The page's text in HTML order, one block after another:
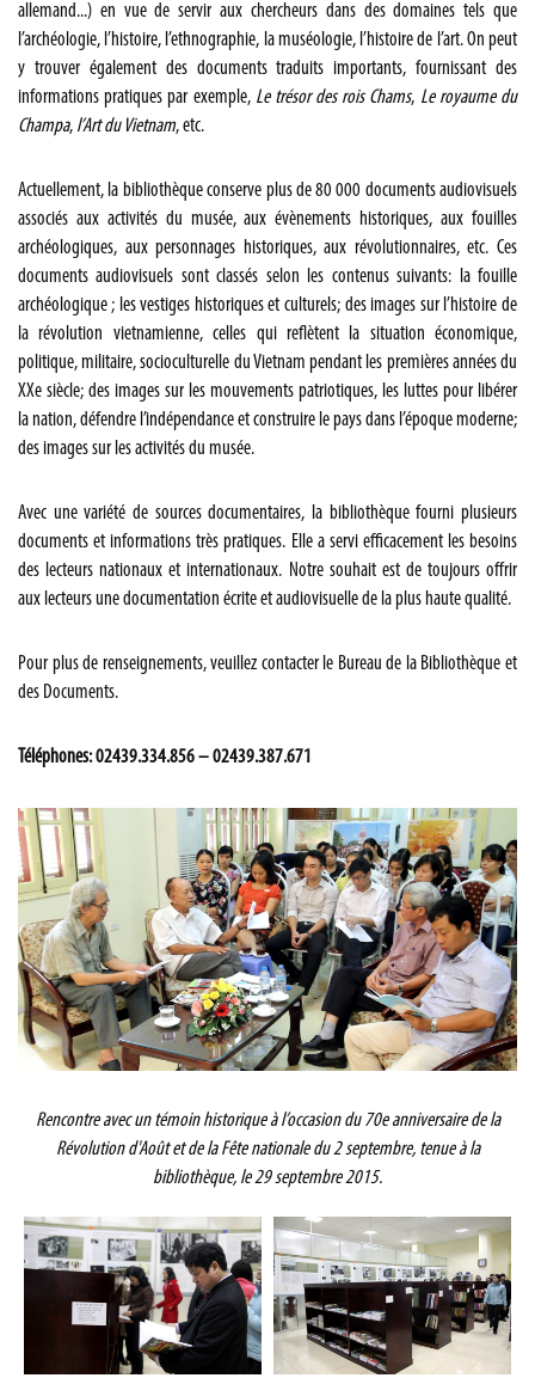
allemand...) en vue de servir aux chercheurs dans des domaines tels que
l’archéologie, l’histoire, l’ethnographie, la muséologie, l’histoire de l’art. On peut
y trouver également des documents traduits importants, fournissant des
informations pratiques par exemple, Le trésor des rois Chams, Le royaume du
Champa, l’Art du Vietnam, etc.
Actuellement, la bibliothèque conserve plus de 80 000 documents audiovisuels
associés aux activités du musée, aux évènements historiques, aux fouilles
archéologiques, aux personnages historiques, aux révolutionnaires, etc. Ces
documents audiovisuels sont classés selon les contenus suivants: la fouille
archéologique ; les vestiges historiques et culturels; des images sur l’histoire de
la révolution vietnamienne, celles qui reflètent la situation économique,
politique, militaire, socioculturelle du Vietnam pendant les premières années du
XXe siècle; des images sur les mouvements patriotiques, les luttes pour libérer
la nation, défendre l’indépendance et construire le pays dans l’époque moderne;
des images sur les activités du musée.
Avec une variété de sources documentaires, la bibliothèque fourni plusieurs
documents et informations très pratiques. Elle a servi efficacement les besoins
des lecteurs nationaux et internationaux. Notre souhait est de toujours offrir
aux lecteurs une documentation écrite et audiovisuelle de la plus haute qualité.
Pour plus de renseignements, veuillez contacter le Bureau de la Bibliothèque et
des Documents.
Téléphones:02439.334.856– 02439.387.671
Rencontre avec un témoin historique à l’occasion du 70e anniversaire de la
Révolution d'Août et de la Fête nationale du 2 septembre, tenue à la
bibliothèque, le 29 septembre 2015.